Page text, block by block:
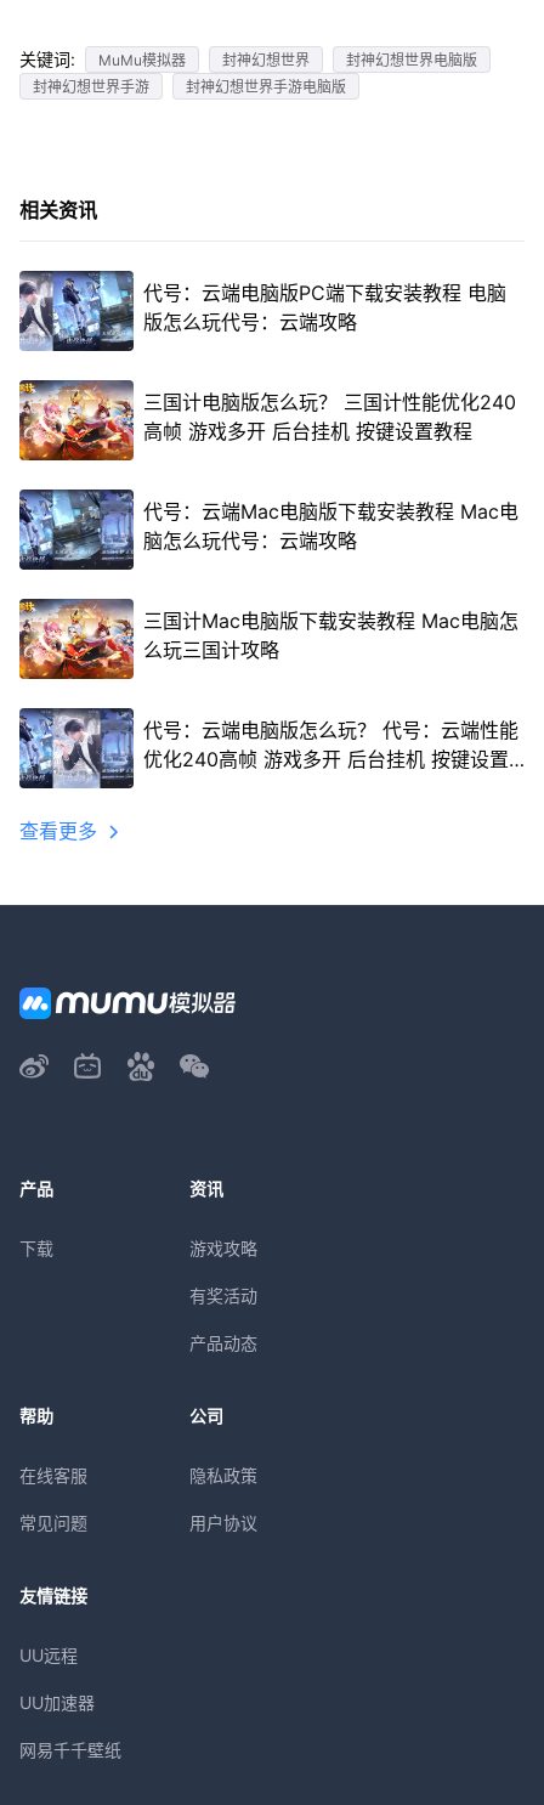
关键词: MuMu模拟器 封神幻想世界
封神幻想世界电脑版
封神幻想世界手游
封神幻想世界手游电脑版
相关资讯
代号：云端电脑版PC端下载安装教程 电脑
版怎么玩代号：云端攻略
三国计电脑版怎么玩？ 三国计性能优化240
高帧 游戏多开 后台挂机 按键设置教程
代号：云端Mac电脑版下载安装教程 Mac电
脑怎么玩代号：云端攻略
三国计Mac电脑版下载安装教程 Mac电脑怎
么玩三国计攻略
代号：云端电脑版怎么玩？ 代号：云端性能
优化240高帧 游戏多开 后台挂机 按键设置
查看更多
产品
下载
资讯
游戏攻略
有奖活动
产品动态
帮助
在线客服
常见问题
公司
隐私政策
用户协议
友情链接
UU远程
UU加速器
网易千千壁纸